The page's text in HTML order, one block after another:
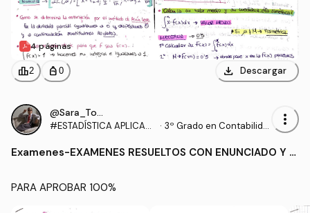
4 páginas
leaderboard2 personal_bag 0 download Descargar
@Sara_Torrado
#ESTADÍSTICA APLICAD
· 3º Grado en Contabilida
more_vert
Examenes-EXAMENES RESUELTOS CON ENUNCIADO Y E
PARA APROBAR 100%